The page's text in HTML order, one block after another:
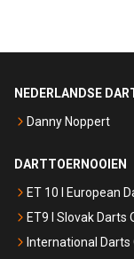
NEDERLANDSE
Danny Noppert
DARTTOERNOOIEN
ET 10 I European
ET9 I Slovak Darts
International Darts